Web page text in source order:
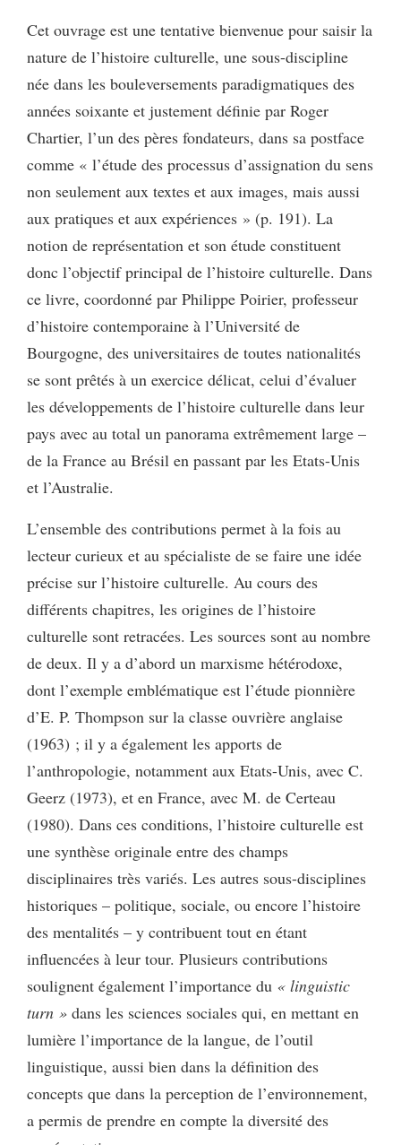
Cet ouvrage est une tentative bienvenue pour saisir la
nature de l’histoire culturelle, une sous-discipline
née dans les bouleversements paradigmatiques des
années soixante et justement définie par Roger
Chartier, l’un des pères fondateurs, dans sa postface
comme « l’étude des processus d’assignation du sens
non seulement aux textes et aux images, mais aussi
aux pratiques et aux expériences » (p. 191). La
notion de représentation et son étude constituent
donc l’objectif principal de l’histoire culturelle. Dans
ce livre, coordonné par Philippe Poirier, professeur
d’histoire contemporaine à l’Université de
Bourgogne, des universitaires de toutes nationalités
se sont prêtés à un exercice délicat, celui d’évaluer
les développements de l’histoire culturelle dans leur
pays avec au total un panorama extrêmement large –
de la France au Brésil en passant par les Etats-Unis
et l’Australie.
L’ensemble des contributions permet à la fois au
lecteur curieux et au spécialiste de se faire une idée
précise sur l’histoire culturelle. Au cours des
différents chapitres, les origines de l’histoire
culturelle sont retracées. Les sources sont au nombre
de deux. Il y a d’abord un marxisme hétérodoxe,
dont l’exemple emblématique est l’étude pionnière
d’E. P. Thompson sur la classe ouvrière anglaise
(1963) ; il y a également les apports de
l’anthropologie, notamment aux Etats-Unis, avec C.
Geerz (1973), et en France, avec M. de Certeau
(1980). Dans ces conditions, l’histoire culturelle est
une synthèse originale entre des champs
disciplinaires très variés. Les autres sous-disciplines
historiques – politique, sociale, ou encore l’histoire
des mentalités – y contribuent tout en étant
influencées à leur tour. Plusieurs contributions
soulignent également l’importance du « linguistic
turn » dans les sciences sociales qui, en mettant en
lumière l’importance de la langue, de l’outil
linguistique, aussi bien dans la définition des
concepts que dans la perception de l’environnement,
a permis de prendre en compte la diversité des